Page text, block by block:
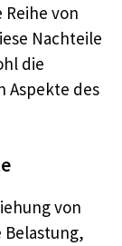
von
Nachteile
die
Aspekte des
von
Belastung,